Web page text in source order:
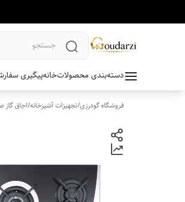
دسته‌بندی محصولاتخانهپیگیری
فروشگاه گودرزی/تجهیزات آشپزخانه/اجاق